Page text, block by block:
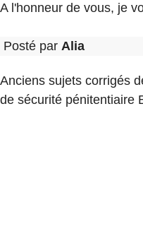
A l'honneur de vous, je
Posté par Alia
Anciens sujets corrigés
de sécurité pénitentiaire